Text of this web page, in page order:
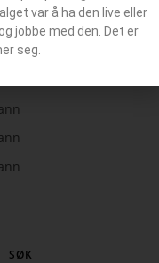
SØK
var å ha den live eller
jobbe med den. Det er
seg.